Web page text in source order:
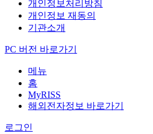
개인정보처리방침
개인정보 재동의
기관소개
PC 버전 바로가기
메뉴
홈
MyRISS
해외전자정보 바로가기
로그인